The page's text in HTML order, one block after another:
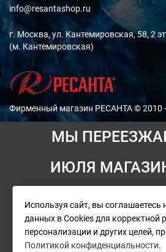
МЫ
ИЮЛЯ
РАБОТАТЬ ПО
АДРЕСУ.
info@resantashop.ru
г. Москва, ул. Кантемировская, 58, 2
(м. Кантемировская)
Фирменный магазин РЕСАНТА © 2010
Мы принимаем платежи:
При возникновении ситуаций, для
необходимо участия руководителя,
генеральным директором
Используя сайт, вы соглашаетесь
данных в Cookies для корректной
персонализации и других целей,
Политикой конфиденциальности.